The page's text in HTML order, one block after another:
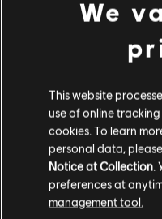
IMPACTS - BAISSE
Nous constatons une
comportements en jeu
distribution de rang.
illustrent le changement
grâce à la sortie
We
This website
use of online
cookies. To learn
personal data,
Notice at Collection
preferences at
management tool.